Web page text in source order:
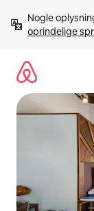
videre
Nogle
oprindelige